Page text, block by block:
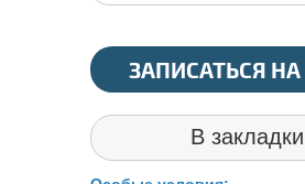
ЗАПИСАТЬСЯ НА
В закладки